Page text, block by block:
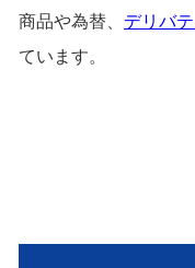
商品や為替、 デリバ
ています。